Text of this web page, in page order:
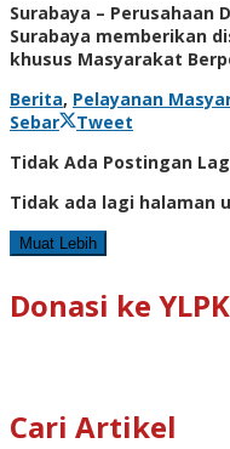
Surabaya – Perusahaan
Surabaya memberikan
khusus Masyarakat
Berita, Pelayanan
Sebar
Tweet
Tidak Ada Postingan
Tidak ada lagi halaman
Muat Lebih
Donasi ke
Cari Artikel